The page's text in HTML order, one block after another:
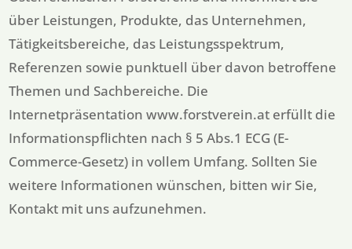
über Leistungen, Produkte, das Unternehmen,
Tätigkeitsbereiche, das Leistungsspektrum,
Referenzen sowie punktuell über davon betroffene
Themen und Sachbereiche. Die
Internetpräsentation www.forstverein.at erfüllt die
Informationspflichten nach § 5 Abs.1 ECG (E-
Commerce-Gesetz) in vollem Umfang. Sollten Sie
weitere Informationen wünschen, bitten wir Sie,
Kontakt mit uns aufzunehmen.